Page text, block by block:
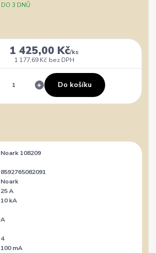
DO 3 DNŮ
1 425,00 Kč/ks
1 177,69 Kč bez DPH
Do košíku
Noark 108209
8592765082091
Noark
25 A
10 kA
A
4
100 mA